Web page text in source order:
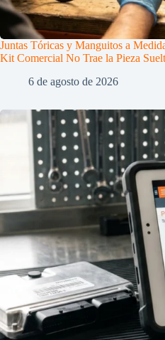
Juntas Tóricas y Manguitos a
Kit Comercial No Trae la Pieza
6 de agosto de 2026